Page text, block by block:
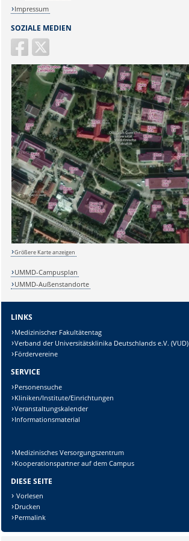
Lösung:
SOZIALE MEDIEN
Impressum
Größere Karte anzeigen
UMMD-Campusplan
UMMD-Außenstandorte
LINKS
Medizinischer Fakultätentag
Verband der Universitätsklinika Deutschlands e.V. (VUD)
Fördervereine
SERVICE
Personensuche
Kliniken/Institute/Einrichtungen
Veranstaltungskalender
Informationsmaterial
Medizinisches Versorgungszentrum
Kooperationspartner auf dem Campus
DIESE SEITE
Vorlesen
Drucken
Permalink